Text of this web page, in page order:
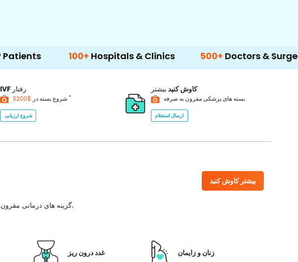
100+Hospitals & Clinics 500+Doctors & Surgeons 14+
IVF رفتار
شروع بسته در *
شروع ارزیابی
کاوش کنید بیشتر
بسته های پزشکی مقرون به صرفه
ارسال استعلام
بیشتر کاوش کنید
گزینه های درمانی مقرون به صرفه با همه طیف های ممکن از روش های پزشکی برای انتخاب با بهترین کیفیت مراقبت های بهداشتی در کشور.
غدد درون ریز زنان و زایمان